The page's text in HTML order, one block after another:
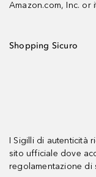
Amazon.com, Inc. or
Shopping Sicuro
I Sigilli di autenticità
sito ufficiale dove
regolamentazione di